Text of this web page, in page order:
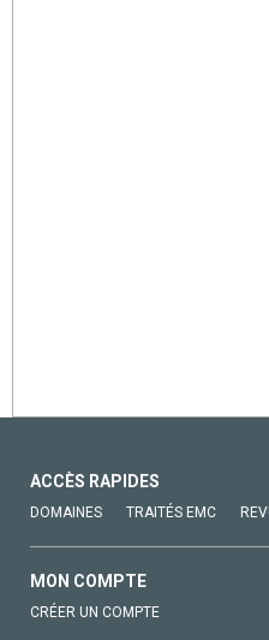
ACCÈS RAPIDES
DOMAINES TRAITÉS EMC
MON COMPTE
CRÉER UN COMPTE